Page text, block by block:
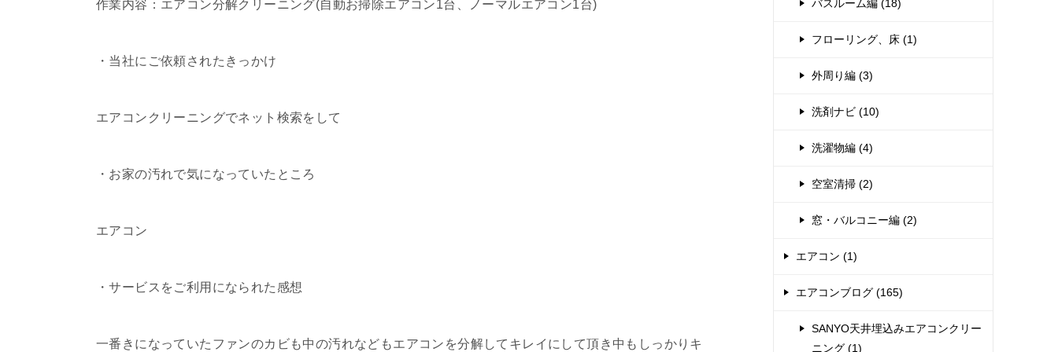
作業内容：エアコン分解クリーニング(自動お掃除エアコン1台、ノーマルエアコン1台)
・当社にご依頼されたきっかけ
エアコンクリーニングでネット検索をして
・お家の汚れで気になっていたところ
エアコン
・サービスをご利用になられた感想
一番きになっていたファンのカビも中の汚れなどもエアコンを分解してキレイにして頂き中もしっかりキ
バスルーム編 (18)
フローリング、床 (1)
外周り編 (3)
洗剤ナビ (10)
洗濯物編 (4)
空室清掃 (2)
窓・バルコニー編 (2)
エアコン (1)
エアコンブログ (165)
SANYO天井埋込みエアコンクリー
ニング (1)